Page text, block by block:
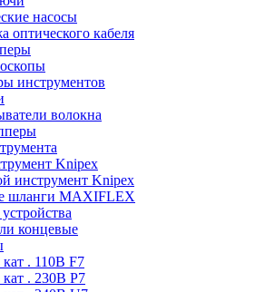
насосы
оптического кабеля
инструментов
волокна
Knipex
инструмент Knipex
шланги MAXIFLEX
концевые
кат . 110В F7
кат . 230В P7